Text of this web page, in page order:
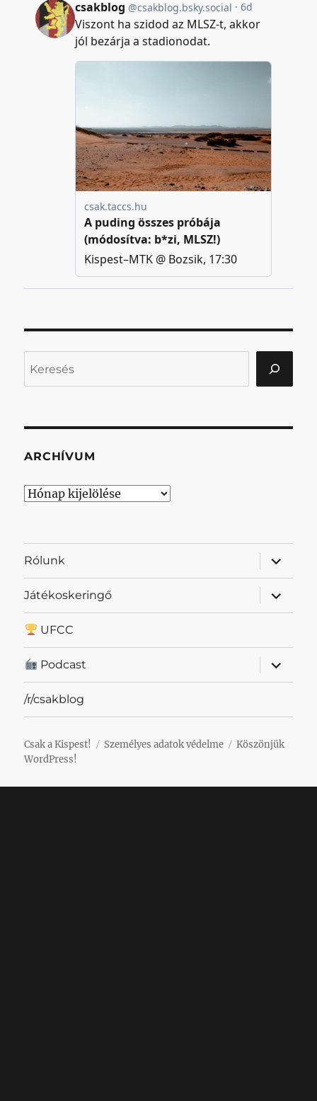
ARCHÍVUM
Archívum
Rólunk
almenü
Játékoskeringő
almenü
UFCC
Podcast
almenü
/r/csakblog
Csak a Kispest! Személyes adatok védelme
Köszönjük
WordPress!